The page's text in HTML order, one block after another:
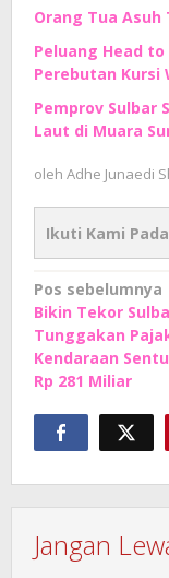
Orang Tua Asuh
Peluang Head
Perebutan Kursi
Pemprov Sulbar
Laut di Muara
oleh Adhe Junaedi
Ikuti Kami Pada
Navigasi
pos
Pos sebelumnya
Bikin Tekor
Tunggakan
Kendaraan
Rp 281 Miliar
Jangan